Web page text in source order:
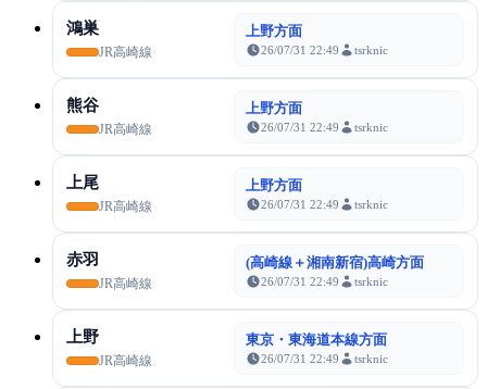
鴻巣
JR高崎線
上野方面
26/07/31 22:49 tsrknic
熊谷
JR高崎線
上野方面
26/07/31 22:49 tsrknic
上尾
JR高崎線
上野方面
26/07/31 22:49 tsrknic
赤羽
JR高崎線
(高崎線＋湘南新宿)高崎方面
26/07/31 22:49 tsrknic
上野
JR高崎線
東京・東海道本線方面
26/07/31 22:49 tsrknic